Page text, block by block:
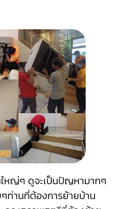
หญ่ๆ ดูจะเป็นปัญหามากๆ
ท่านที่ต้องการย้ายบ้าน